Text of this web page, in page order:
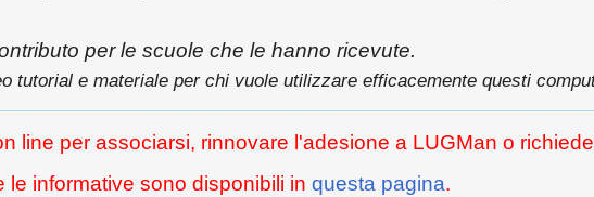
per le scuole che le hanno ricevute.
tutorial e materiale per chi vuole utilizzare efficacemente questi
line per associarsi, rinnovare l'adesione a LUGMan o
le informative sono disponibili in questa pagina.